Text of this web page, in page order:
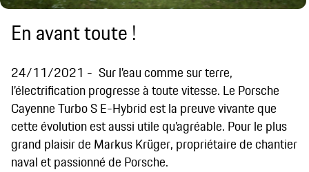
En avant toute !
24/11/2021
Sur l’eau comme sur terre,
l’électrification progresse à toute vitesse. Le Porsche
Cayenne Turbo S E-Hybrid est la preuve vivante que
cette évolution est aussi utile qu’agréable. Pour le plus
grand plaisir de Markus Krüger, propriétaire de chantier
naval et passionné de Porsche.